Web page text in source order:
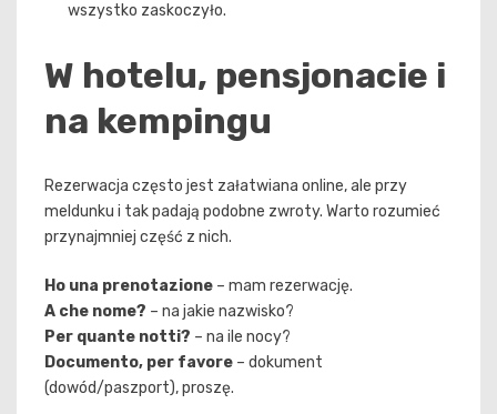
wszystko zaskoczyło.
W hotelu, pensjonacie i
na kempingu
Rezerwacja często jest załatwiana online, ale przy
meldunku i tak padają podobne zwroty. Warto rozumieć
przynajmniej część z nich.
Ho una prenotazione – mam rezerwację.
A che nome? – na jakie nazwisko?
Per quante notti? – na ile nocy?
Documento, per favore – dokument
(dowód/paszport), proszę.